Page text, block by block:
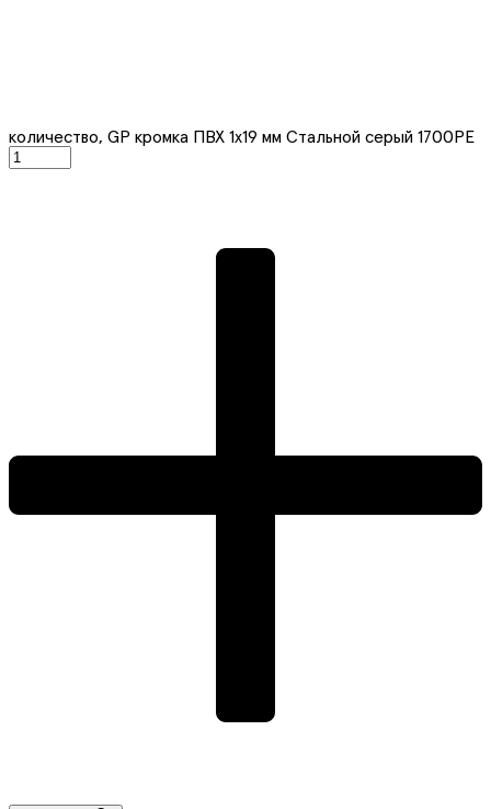
количество, GP кромка ПВХ 1x19 мм Стальной серый 1700PE